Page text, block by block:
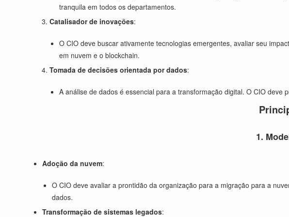
tranquila em todos os departamentos.
Catalisador de inovações:
O CIO deve buscar ativamente tecnologias emergentes, avaliar seu
em nuvem e o blockchain.
Tomada de decisões orientada por dados:
A análise de dados é essencial para a transformação digital. O CIO
1.
Adoção da nuvem:
O CIO deve avaliar a prontidão da organização para a migração para a
dados.
Transformação de sistemas legados: